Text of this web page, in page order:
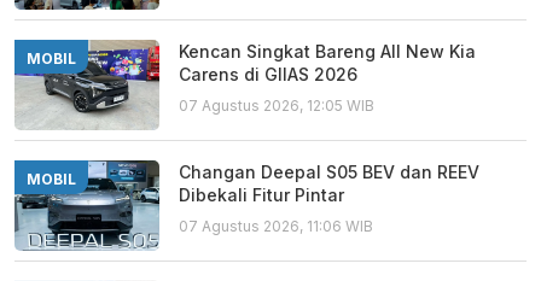
MOBIL
Kencan Singkat Bareng All New Kia
Carens di GIIAS 2026
07 Agustus 2026, 12:05 WIB
MOBIL
Changan Deepal S05 BEV dan REEV
Dibekali Fitur Pintar
07 Agustus 2026, 11:06 WIB